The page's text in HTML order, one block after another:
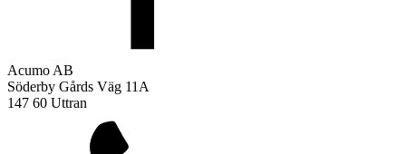
Acumo AB
Söderby Gårds Väg 11A
147 60 Uttran